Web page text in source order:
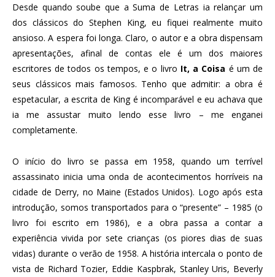
Desde quando soube que a Suma de Letras ia relançar um
dos clássicos do Stephen King, eu fiquei realmente muito
ansioso. A espera foi longa. Claro, o autor e a obra dispensam
apresentações, afinal de contas ele é um dos maiores
escritores de todos os tempos, e o livro It, a Coisa é um de
seus clássicos mais famosos. Tenho que admitir: a obra é
espetacular, a escrita de King é incomparável e eu achava que
ia me assustar muito lendo esse livro – me enganei
completamente.
O início do livro se passa em 1958, quando um terrível
assassinato inicia uma onda de acontecimentos horríveis na
cidade de Derry, no Maine (Estados Unidos). Logo após esta
introdução, somos transportados para o “presente” – 1985 (o
livro foi escrito em 1986), e a obra passa a contar a
experiência vivida por sete crianças (os piores dias de suas
vidas) durante o verão de 1958. A história intercala o ponto de
vista de Richard Tozier, Eddie Kaspbrak, Stanley Uris, Beverly